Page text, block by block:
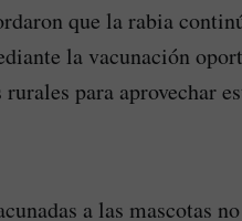
que la rabia
la vacunación
para aprovechar
a las mascotas